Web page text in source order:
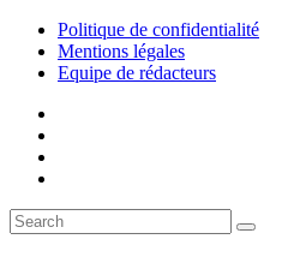
Politique de confidentialité
Mentions légales
Equipe de rédacteurs